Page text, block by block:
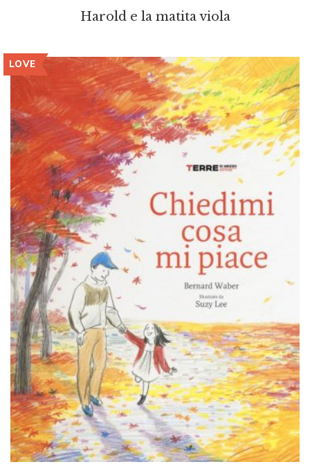
Harold e la matita viola
LOVE